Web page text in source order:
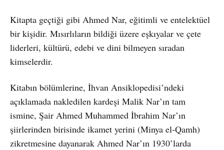
Kitapta geçtiği gibi Ahmed Nar, eğitimli ve entelektüel
bir kişidir. Mısırlıların bildiği üzere eşkıyalar ve çete
liderleri, kültürü, edebi ve dini bilmeyen sıradan
kimselerdir.
Kitabın bölümlerine, İhvan Ansiklopedisi’ndeki
açıklamada nakledilen kardeşi Malik Nar’ın tam
ismine, Şair Ahmed Muhammed İbrahim Nar’ın
şiirlerinden birisinde ikamet yerini (Minya el-Qamh)
zikretmesine dayanarak Ahmed Nar’ın 1930’larda